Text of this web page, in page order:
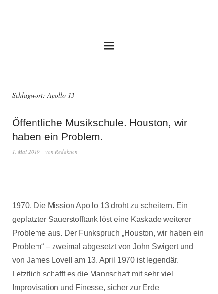
Schlagwort:Apollo 13
Öffentliche Musikschule. Houston, wir
haben ein Problem.
1. Mai 2019 von Redaktion
1970. Die Mission Apollo 13 droht zu scheitern. Ein
geplatzter Sauerstofftank löst eine Kaskade weiterer
Probleme aus. Der Funkspruch „Houston, wir haben ein
Problem“ – zweimal abgesetzt von John Swigert und
von James Lovell am 13. April 1970 ist legendär.
Letztlich schafft es die Mannschaft mit sehr viel
Improvisation und Finesse, sicher zur Erde